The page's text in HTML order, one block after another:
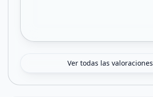
Ver todas las valoraciones